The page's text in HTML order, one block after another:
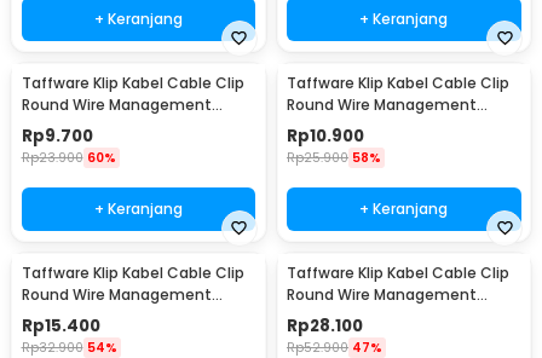
+ Keranjang + Keranjang
Taffware Klip Kabel Cable Clip
Round Wire Management
Electrical 100PCS 14mm - YQ801
Rp9.700
Rp23.900 60%
+ Keranjang
Taffware Klip Kabel Cable Clip
Round Wire Management
Electrical 100PCS 16mm - YQ801
Rp10.900
Rp25.900 58%
+ Keranjang
Taffware Klip Kabel Cable Clip
Round Wire Management
Electrical 100PCS 18mm - YQ801
Rp15.400
Rp32.900 54%
Taffware Klip Kabel Cable Clip
Round Wire Management
Electrical 100PCS 22mm -
YQ801
Rp28.100
Rp52.900 47%